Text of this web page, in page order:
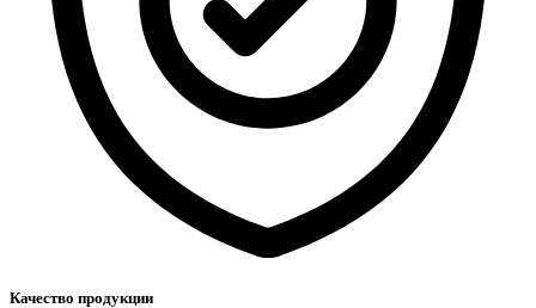
Качество продукции